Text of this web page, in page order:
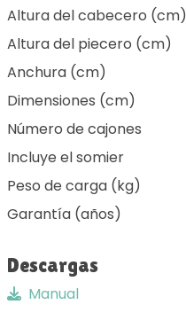
Altura del cabecero (cm)
Altura del piecero (cm)
Anchura (cm)
Dimensiones (cm)
Número de cajones
Incluye el somier
Peso de carga (kg)
Garantía (años)
Descargas
Manual